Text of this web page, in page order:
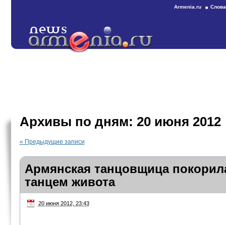
Armenia.ru
Архивы по дням: 20 июня 2012
« Предыдущие записи
Армянская танцовщица
танцем живота
20 июня 2012, 23:43